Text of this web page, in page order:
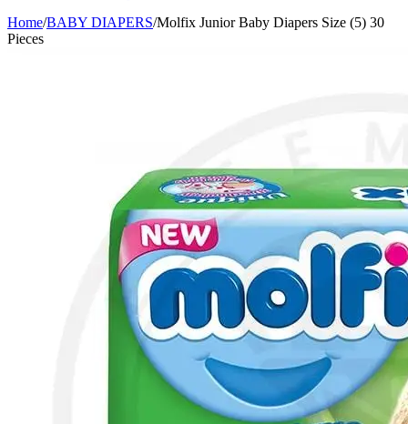
Home/BABY DIAPERS/Molfix Junior Baby Diapers Size (5) 30
Pieces